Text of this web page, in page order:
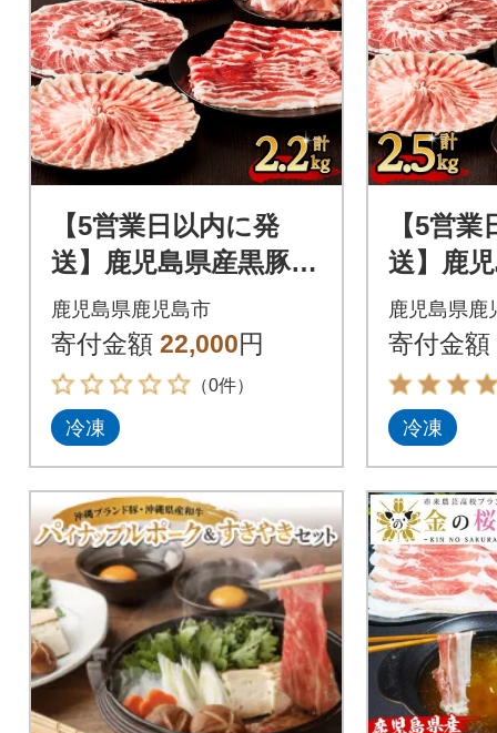
【5営業日以内に発
送】鹿児島県産黒豚お
徳用 5種詰合せ(2.2kg)
K134-010
鹿児島県鹿児島市
寄付金額 22,000円
（0件）
冷凍
【5営
送】鹿
徳用 6
K134-
鹿児島県鹿
寄付金額
冷凍